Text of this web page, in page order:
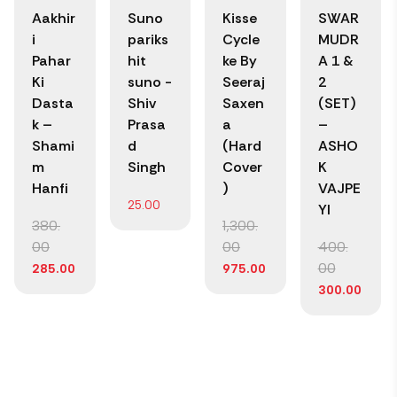
Aakhir
i
Pahar
Ki
Dasta
k –
Shami
m
Hanfi
380.
00
285.00
Suno
pariks
hit
suno -
Shiv
Prasa
d
Singh
25.00
Kisse
Cycle
ke By
Seeraj
Saxen
a
(Hard
Cover
)
1,300.
00
975.00
SWAR
MUDR
A 1 &
2
(SET)
–
ASHO
K
VAJPE
YI
400.
00
300.00